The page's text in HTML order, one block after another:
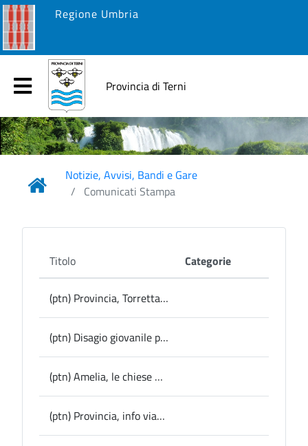
Regione Umbria
Provincia di Terni
Notizie, Avvisi, Bandi e Gare
Comunicati Stampa
Titolo Categorie
(ptn) Provincia, Torretta illuminata per il 3 e 4 novembre: presenza istituzionale alla Commemorazione dei Defunti e al Giorno dell’Unità nazionale e della Giornata delle Forze Armate
(ptn) Disagio giovanile post pandemia, pubblicato dalla Provincia l’avviso del progetto nazionale “Province x giovani”
(ptn) Amelia, le chiese minori protagoniste dell’edizione 2025 della Giornata Nazionale del Trekking Urbano
(ptn) Provincia, info viabilità: senso unico alternato sulla Sp 112 a Montegabbione dal 10 novembre